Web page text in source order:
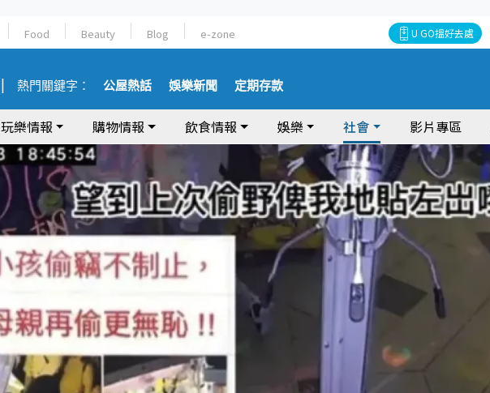
Food Beauty Blog e-zone U GO搵好去處
熱門關鍵字： 公屋熱話 娛樂新聞 定期存款
玩樂情報 購物情報 飲食情報 娛樂 社會 影片專區